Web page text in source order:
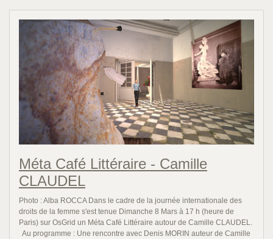
Méta Café Littéraire - Camille
CLAUDEL
Photo : Alba ROCCA Dans le cadre de la journée internationale des
droits de la femme s'est tenue Dimanche 8 Mars à 17 h (heure de
Paris) sur OsGrid un Méta Café Littéraire autour de Camille CLAUDEL.
Au programme : Une rencontre avec Denis MORIN auteur de Camille